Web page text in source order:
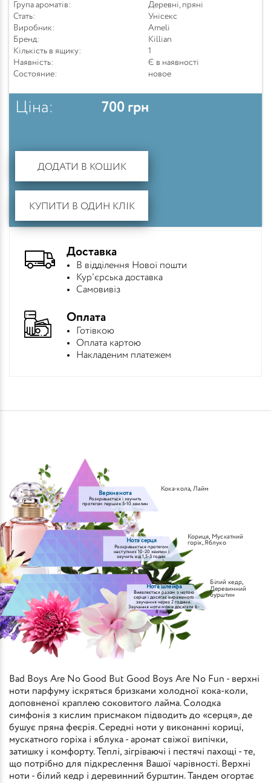
Верхня нота
Розкривається і звучить
протягом перших 5-10 хвилин
Кока-кола,Лайм
Нота серця
Розкривається протягом
наступних 10-20 хвилин і
звучить від 1,5-3 годин
Кориця, Мускатний
горіх,Яблуко
Нота шлейфа
Виявляється разом з нотою
серця і досягає вираженого
звучання через 2 години.
Звучання ноти може досягати 6-
8 годин
Білий кедр,
Деревинний
бурштин
Bad Boys Are No Good But Good Boys Are No Fun - верхні
ноти парфуму іскряться бризками холодної кока-коли,
доповненої краплею соковитого лайма. Солодка
симфонія з кислим присмаком підводить до «серця», де
бушує пряна феєрія. Середні ноти у виконанні кориці,
мускатного горіха і яблука - аромат свіжої випічки,
затишку і комфорту. Теплі, зігріваючі і пестячі пахощі - те,
що потрібно для підкреслення Вашої чарівності. Верхні
ноти - білий кедр і деревинний бурштин. Тандем огортає
Група ароматів:
Деревні, пряні
Стать:
Унісекс
Виробник:
Ameli
Бренд:
Killian
Кількість в ящику:
1
Наявність:
Є в наявності
Состояние:
новое
Ціна: 700 грн
ДОДАТИ В КОШИК
КУПИТИ В ОДИН КЛІК
Доставка
В відділення Нової пошти
Кур'єрська доставка
Самовивіз
Оплата
Готівкою
Оплата картою
Накладеним платежем